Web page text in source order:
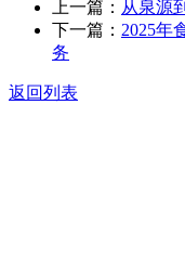
上一篇： 从泉源
下一篇： 2025年
务
返回列表